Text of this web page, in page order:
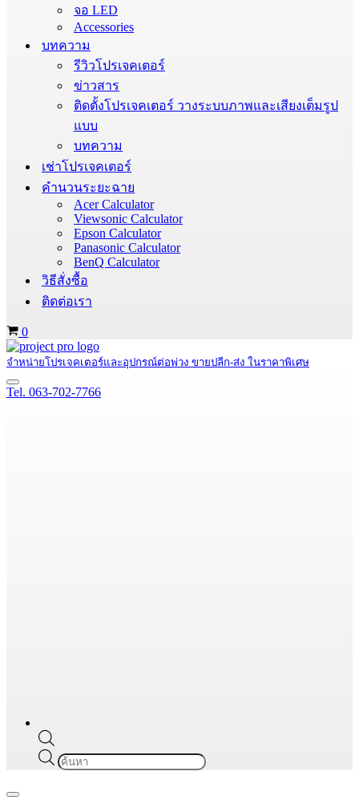
จอ LED
Accessories
บทความ
รีวิวโปรเจคเตอร์
ข่าวสาร
ติดตั้งโปรเจคเตอร์ วางระบบภาพและเสียงเต็มรูป
แบบ
บทความ
เช่าโปรเจคเตอร์
คำนวนระยะฉาย
Acer Calculator
Viewsonic Calculator
Epson Calculator
Panasonic Calculator
BenQ Calculator
วิธีสั่งซื้อ
ติดต่อเรา
Cart
0
จำหน่ายโปรเจคเตอร์และอุปกรณ์ต่อพ่วง ขายปลีก-ส่ง ในราคาพิเศษ
Navigation
Menu
Tel. 063-702-7766
Products
search
Navigation